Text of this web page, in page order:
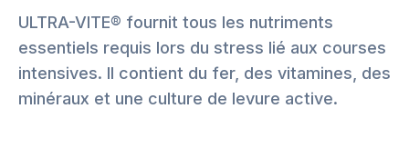
ULTRA-VITE® fournit tous les nutriments
essentiels requis lors du stress lié aux courses
intensives. Il contient du fer, des vitamines, des
minéraux et une culture de levure active.